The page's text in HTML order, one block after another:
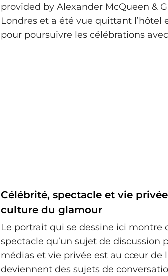
provided by Alexander McQueen &
Londres et a été vue quittant l’hôtel
pour poursuivre les célébrations avec
Célébrité, spectacle et vie
culture du glamour
Le portrait qui se dessine ici
spectacle qu’un sujet de discussion
médias et vie privée est au cœur de
deviennent des sujets de